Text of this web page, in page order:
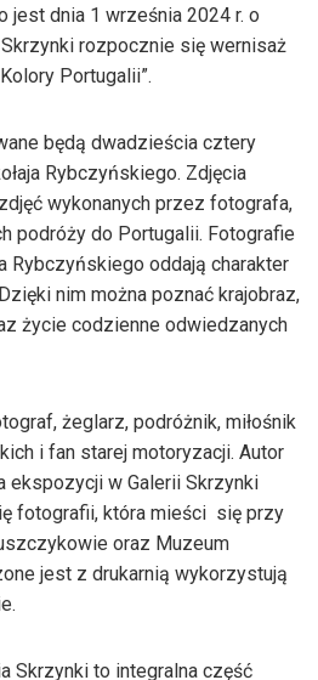
jest dnia 1 września 2024 r. o
rozpocznie się wernisaż
Portugalii”.
będą dwadzieścia cztery
Rybczyńskiego. Zdjęcia
wykonanych przez fotografa,
podróży do Portugalii. Fotografie
Rybczyńskiego oddają charakter
nim można poznać krajobraz,
życie codzienne odwiedzanych
żeglarz, podróżnik, miłośnik
i fan starej motoryzacji. Autor
ekspozycji w Galerii Skrzynki
fotografii, która mieści się przy
oraz Muzeum
jest z drukarnią wykorzystują
Skrzynki to integralna część